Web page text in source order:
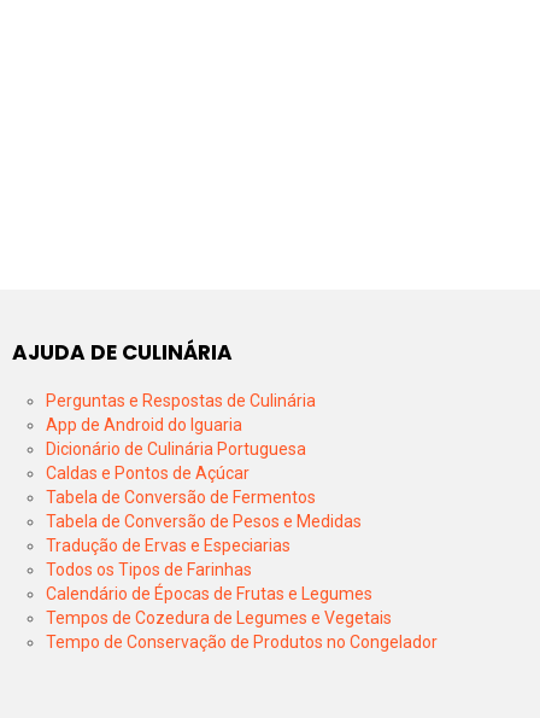
AJUDA DE CULINÁRIA
Perguntas e Respostas de Culinária
App de Android do Iguaria
Dicionário de Culinária Portuguesa
Caldas e Pontos de Açúcar
Tabela de Conversão de Fermentos
Tabela de Conversão de Pesos e Medidas
Tradução de Ervas e Especiarias
Todos os Tipos de Farinhas
Calendário de Épocas de Frutas e Legumes
Tempos de Cozedura de Legumes e Vegetais
Tempo de Conservação de Produtos no Congelador